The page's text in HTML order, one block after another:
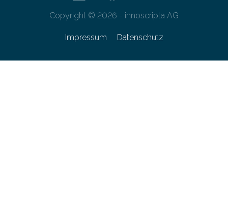
Copyright © 2026 - innoscripta AG
Impressum Datenschutz